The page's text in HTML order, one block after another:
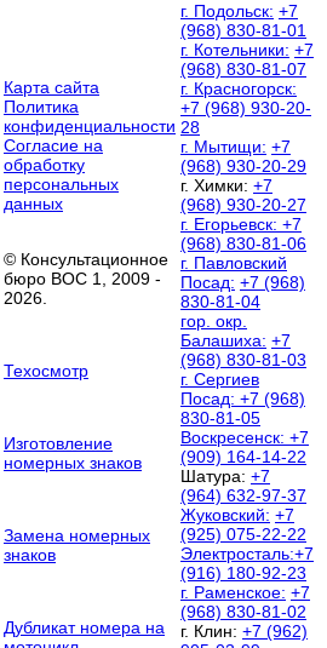
Карта сайта
Политика
конфиденциальности
Согласие на
обработку
персональных
данных
© Консультационное
бюро ВОС 1, 2009 -
2026.
Техосмотр
Изготовление
номерных знаков
Замена номерных
знаков
Дубликат номера на
г. Подольск: +7
(968) 830-81-01
г. Котельники: +7
(968) 830-81-07
г. Красногорск:
+7 (968) 930-20-
28
г. Мытищи: +7
(968) 930-20-29
г. Химки: +7
(968) 930-20-27
г. Егорьевск: +7
(968) 830-81-06
г. Павловский
Посад: +7 (968)
830-81-04
гор. окр.
Балашиха: +7
(968) 830-81-03
г. Сергиев
Посад: +7 (968)
830-81-05
Воскресенск: +7
(909) 164-14-22
Шатура: +7
(964) 632-97-37
Жуковский: +7
(925) 075-22-22
Электросталь:+7
(916) 180-92-23
г. Раменское: +7
(968) 830-81-02
г. Клин: +7 (962)